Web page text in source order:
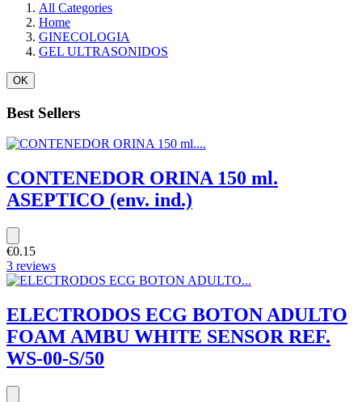
All Categories
Home
GINECOLOGIA
GEL ULTRASONIDOS
OK
Best Sellers
CONTENEDOR ORINA 150 ml.
ASEPTICO (env. ind.)
€0.15
3 reviews
ELECTRODOS ECG BOTON ADULTO
FOAM AMBU WHITE SENSOR REF.
WS-00-S/50